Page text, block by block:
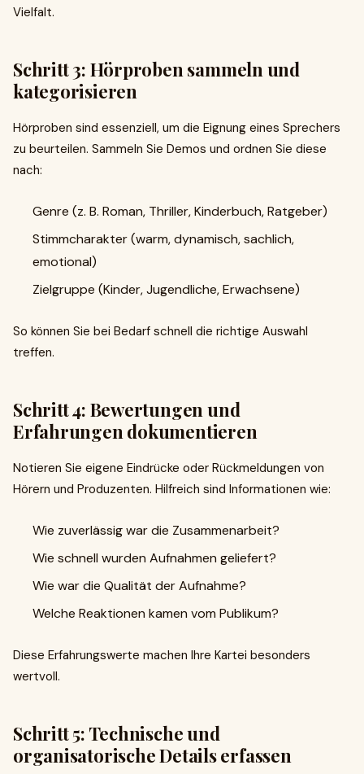
Vielfalt.
Schritt 3: Hörproben sammeln und
kategorisieren
Hörproben sind essenziell, um die Eignung eines Sprechers
zu beurteilen. Sammeln Sie Demos und ordnen Sie diese
nach:
Genre (z. B. Roman, Thriller, Kinderbuch, Ratgeber)
Stimmcharakter (warm, dynamisch, sachlich,
emotional)
Zielgruppe (Kinder, Jugendliche, Erwachsene)
So können Sie bei Bedarf schnell die richtige Auswahl
treffen.
Schritt 4: Bewertungen und
Erfahrungen dokumentieren
Notieren Sie eigene Eindrücke oder Rückmeldungen von
Hörern und Produzenten. Hilfreich sind Informationen wie:
Wie zuverlässig war die Zusammenarbeit?
Wie schnell wurden Aufnahmen geliefert?
Wie war die Qualität der Aufnahme?
Welche Reaktionen kamen vom Publikum?
Diese Erfahrungswerte machen Ihre Kartei besonders
wertvoll.
Schritt 5: Technische und
organisatorische Details erfassen